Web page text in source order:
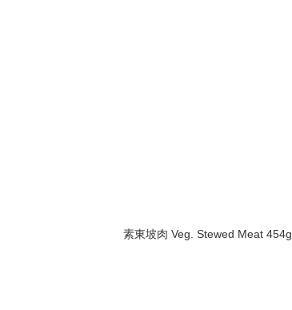
素東坡肉 Veg. Stewed Meat 454g